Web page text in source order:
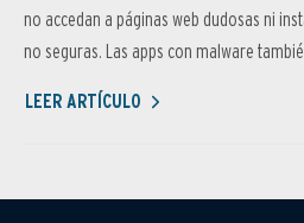
no accedan a páginas web dudosas ni
no seguras. Las apps con malware
LEER ARTÍCULO